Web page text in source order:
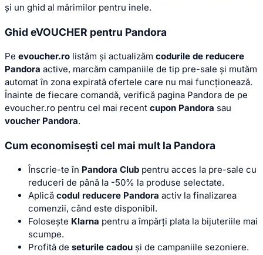
și un ghid al mărimilor pentru inele.
Ghid eVOUCHER pentru Pandora
Pe evoucher.ro listăm și actualizăm codurile de reducere
Pandora active, marcăm campaniile de tip pre-sale și mutăm
automat în zona expirată ofertele care nu mai funcționează.
Înainte de fiecare comandă, verifică pagina Pandora de pe
evoucher.ro pentru cel mai recent cupon Pandora sau
voucher Pandora.
Cum economisești cel mai mult la Pandora
Înscrie-te în Pandora Club pentru acces la pre-sale cu
reduceri de până la -50% la produse selectate.
Aplică codul reducere Pandora activ la finalizarea
comenzii, când este disponibil.
Folosește Klarna pentru a împărți plata la bijuteriile mai
scumpe.
Profită de seturile cadou și de campaniile sezoniere.